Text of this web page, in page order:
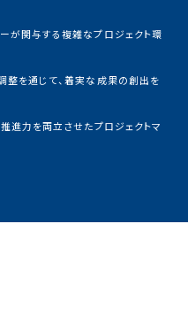
が関与する複雑なプロジェクト環
整を通じて、着実な成果の創出を
進力を両立させたプロジェクトマ